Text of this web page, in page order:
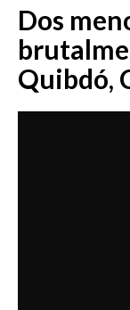
Dos
Quibdó,